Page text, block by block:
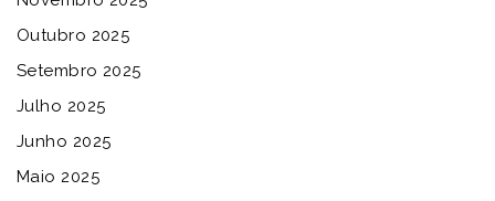
Outubro 2025
Setembro 2025
Julho 2025
Junho 2025
Maio 2025